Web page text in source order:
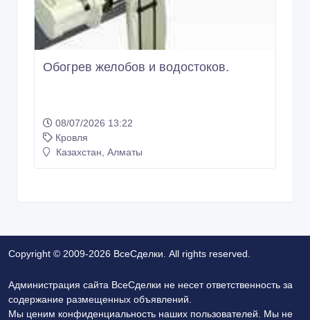
Обогрев желобов и водостоков.
08/07/2026 13:22
Кровля
Казахстан, Алматы
Copyright © 2009-2026 ВсеСделки. All rights reserved.
Администрация сайта ВсеСделки не несет ответственность за
содержание размещенных объявлений.
Мы ценим конфиденциальность наших пользователей. Мы не